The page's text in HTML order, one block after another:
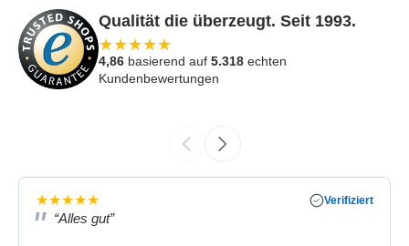
Qualität die überzeugt. Seit 1993.
★★★★★
4,86 basierend auf 5.318 echten
Kundenbewertungen
★★★★★ Verifiziert
“Alles gut”